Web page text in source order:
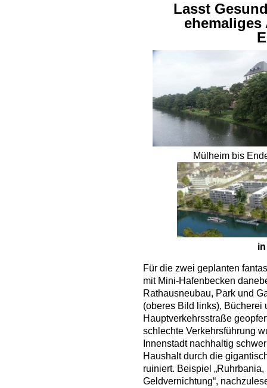
Lasst
Mülheim
Für die zwei geplanten
mit Mini-Hafenbecken
Rathausneubau, Park und
(oberes Bild links), Bücherei
Hauptverkehrsstraße
schlechte Verkehrsführung
Innenstadt nachhaltig
Haushalt durch die
ruiniert. Beispiel
Geldvernichtung“,